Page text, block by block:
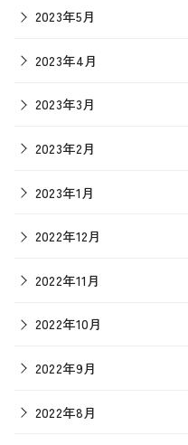
2023年5月
2023年4月
2023年3月
2023年2月
2023年1月
2022年12月
2022年11月
2022年10月
2022年9月
2022年8月